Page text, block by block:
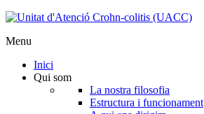
Menu
Inici
Qui som
La nostra filosofia
Estructura i funcionament